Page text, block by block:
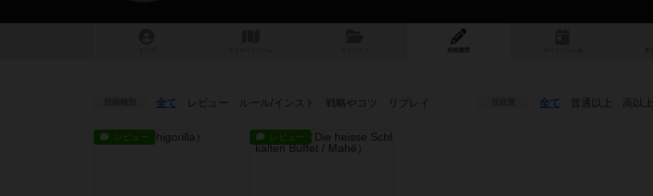
投稿履歴
全て レビュー ルール/インスト 戦略 やコツ リプレイ 全て 普通以上 高以上
レビュー レビュー